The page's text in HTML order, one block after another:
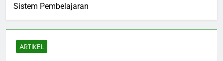
Sistem Pembelajaran
ARTIKEL